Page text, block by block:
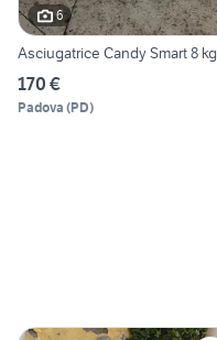
6
Asciugatrice Candy Smart 8 kg
170 €
Padova (PD)